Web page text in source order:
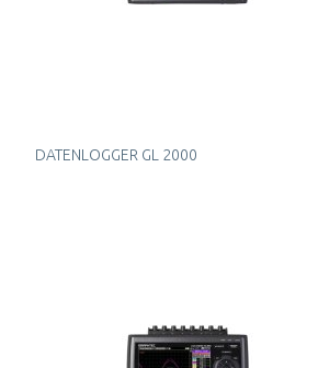
DATENLOGGER GL 2000